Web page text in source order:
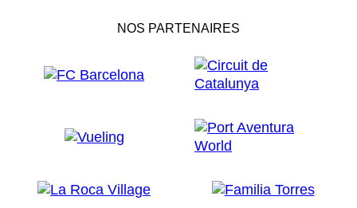
NOS PARTENAIRES